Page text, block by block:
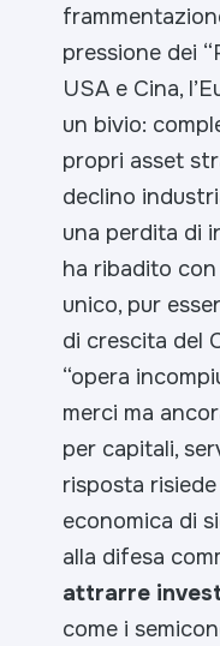
pressione dei
USA e Cina,
un bivio:
propri asset
declino
una perdita di
ha ribadito
unico, pur
di crescita del
“opera
merci ma
per capitali,
risposta
economica di
alla difesa
attrarre
come i